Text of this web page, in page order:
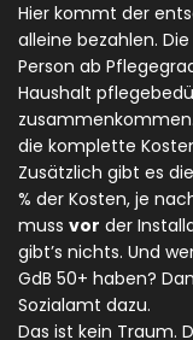
Hier kommt der
alleine bezahlen.
Person ab
Haushalt
die komplette
Zusätzlich gibt es
% der Kosten, je
muss vor der
gibt’s nichts. Und
GdB 50+ haben?
Sozialamt dazu.
Das ist kein Traum.